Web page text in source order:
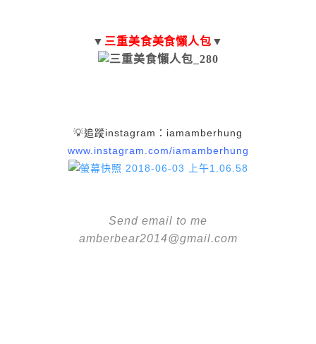
▼ 三重美食美食懶人包 ▼
💡追蹤instagram：iamamberhung
www.instagram.com/iamamberhung
Send email to me
amberbear2014@gmail.com